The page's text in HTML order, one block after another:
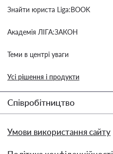
Знайти юриста Liga:BOOK
Академія ЛІГА:ЗАКОН
Теми в центрі уваги
Усі рішення і продукти
Співробітництво
Умови використання сайту